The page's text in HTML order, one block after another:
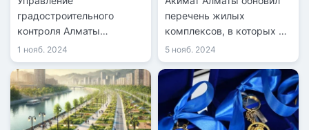
градостроительного
контроля Алматы
продолжает снос
незаконных построек,
возведённых с
нарушениями. Очередная
проверка выявила
нарушения в
1 нояб. 2024
перечень жилых
комплексов, в которых не
рекомендуется
приобретать . На данный
момент в списке числятся
36 объектов.
5 нояб. 2024